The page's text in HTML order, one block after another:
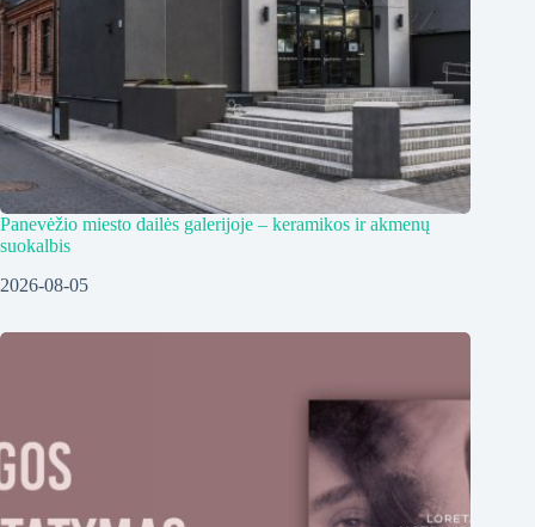
Panevėžio miesto dailės galerijoje – keramikos ir akmenų
suokalbis
2026-08-05